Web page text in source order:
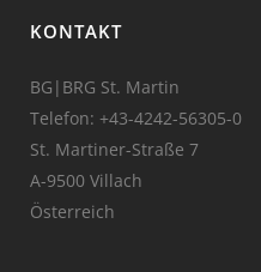
KONTAKT
BG|BRG St. Martin
Telefon: +43-4242-56305-0
St. Martiner-Straße 7
A-9500 Villach
Österreich